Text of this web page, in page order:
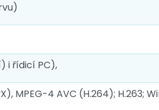
i řídicí PC),
MPEG-4 AVC (H.264); H.263;